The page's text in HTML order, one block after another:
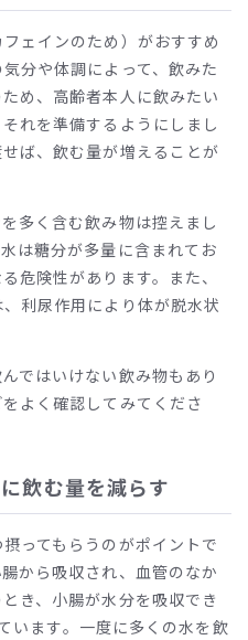
ェインのため）がおすすめ
分や体調によって、飲みた
め、高齢者本人に飲みたい
れを準備するようにしまし
ば、飲む量が増えることが
多く含む飲み物は控えまし
は糖分が多量に含まれてお
危険性があります。また、
利尿作用により体が脱水状
ではいけない飲み物もあり
よく確認してみてくださ
飲む量を減らす
ってもらうのがポイントで
から吸収され、血管のなか
き、小腸が水分を吸収でき
ます。一度に多くの水を飲